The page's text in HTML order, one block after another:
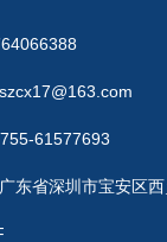
61577693
东省深圳市宝安区